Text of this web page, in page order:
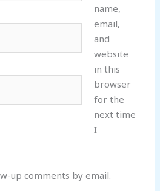
name,
email,
and
website
in this
browser
for the
next time
I
up comments by email.